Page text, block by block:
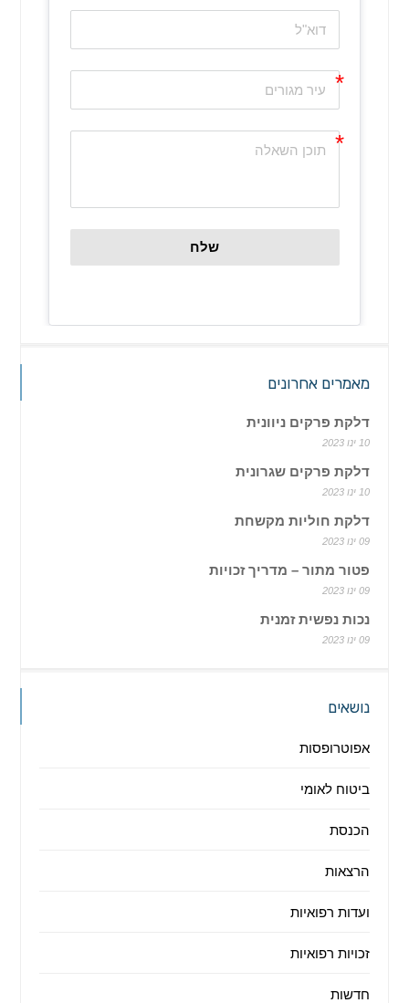
שלח
מאמרים אחרונים
דלקת פרקים ניוונית
10 ינו 2023
דלקת פרקים שגרונית
10 ינו 2023
דלקת חוליות מקשחת
09 ינו 2023
פטור מתור – מדריך זכויות
09 ינו 2023
נכות נפשית זמנית
09 ינו 2023
נושאים
אפוטרופסות
ביטוח לאומי
הכנסת
הרצאות
ועדות רפואיות
זכויות רפואיות
חדשות